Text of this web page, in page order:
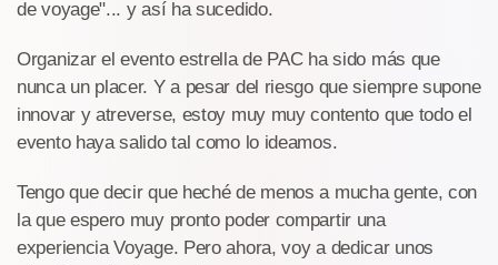
de voyage"... y así ha sucedido.
Organizar el evento estrella de PAC ha sido más que
nunca un placer. Y a pesar del riesgo que siempre supone
innovar y atreverse, estoy muy muy contento que todo el
evento haya salido tal como lo ideamos.
Tengo que decir que heché de menos a mucha gente, con
la que espero muy pronto poder compartir una
experiencia Voyage. Pero ahora, voy a dedicar unos